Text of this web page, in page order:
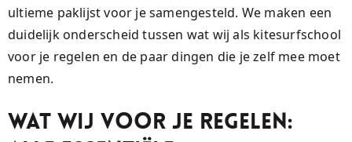
ultieme paklijst voor je samengesteld. We maken een
duidelijk onderscheid tussen wat wij als kitesurfschool
voor je regelen en de paar dingen die je zelf mee moet
nemen.
Wat Wij Voor Je Regelen: